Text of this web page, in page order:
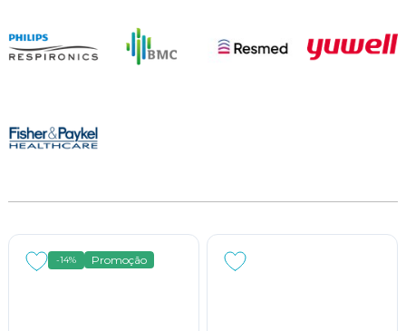
-14% Promoção